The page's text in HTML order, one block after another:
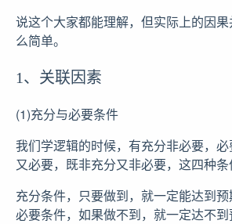
说这个大家都能理解，但实际上的因
么简单。
1、关联因素
(1)充分与必要条件
我们学逻辑的时候，有充分非必要，
又必要，既非充分又非必要，这四种条
充分条件，只要做到，就一定能达到预
必要条件，如果做不到，就一定达不到